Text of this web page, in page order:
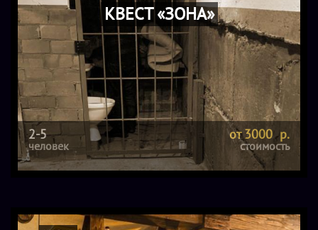
КВЕСТ «ЗОНА»
2-5
человек
от 3000 р.
стоимость